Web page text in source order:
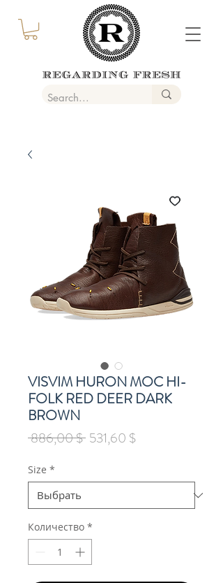
VISVIM HURON MOC HI-
FOLK RED DEER DARK
BROWN
886,00 $ Обычная
531,60 $Спеццена
Size *
Количество *